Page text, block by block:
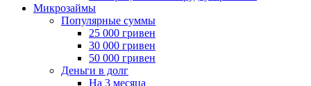
Микрозаймы
Популярные суммы
25 000 гривен
30 000 гривен
50 000 гривен
Деньги в долг
На 3 месяца